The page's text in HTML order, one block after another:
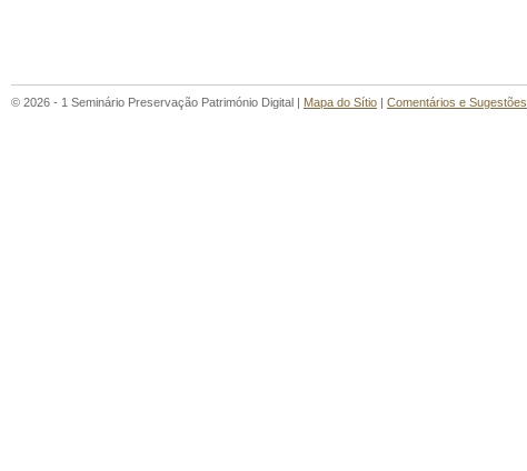
© 2026 - 1 Seminário Preservação Património Digital | Mapa do Sítio | Comentários e Sugestões